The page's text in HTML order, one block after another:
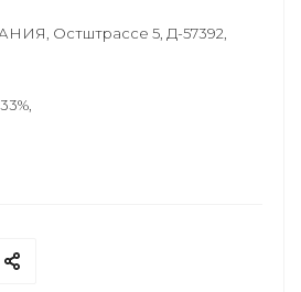
Остштрассе 5, Д-57392,